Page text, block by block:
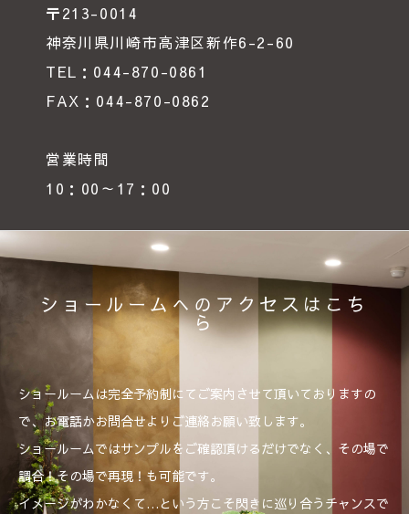
〒213-0014
神奈川県川崎市高津区新作6-2-60
TEL：044-870-0861
FAX：044-870-0862
営業時間
10：00～17：00
ショールームへのアクセスはこち
ら
ショールームは完全予約制にてご案内させて頂いておりますの
で、お電話かお問合せよりご連絡お願い致します。
ショールームではサンプルをご確認頂けるだけでなく、その場で
調合！その場で再現！も可能です。
イメージがわかなくて…という方こそ閃きに巡り合うチャンスで